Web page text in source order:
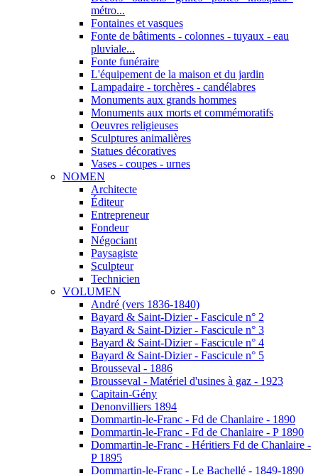
métro...
Fontaines et vasques
Fonte de bâtiments - colonnes - tuyaux - eau
pluviale...
Fonte funéraire
L'équipement de la maison et du jardin
Lampadaire - torchères - candélabres
Monuments aux grands hommes
Monuments aux morts et commémoratifs
Oeuvres religieuses
Sculptures animalières
Statues décoratives
Vases - coupes - urnes
NOMEN
Architecte
Éditeur
Entrepreneur
Fondeur
Négociant
Paysagiste
Sculpteur
Technicien
VOLUMEN
André (vers 1836-1840)
Bayard & Saint-Dizier - Fascicule n° 2
Bayard & Saint-Dizier - Fascicule n° 3
Bayard & Saint-Dizier - Fascicule n° 4
Bayard & Saint-Dizier - Fascicule n° 5
Brousseval - 1886
Brousseval - Matériel d'usines à gaz - 1923
Capitain-Gény
Denonvilliers 1894
Dommartin-le-Franc - Fd de Chanlaire - 1890
Dommartin-le-Franc - Fd de Chanlaire - P 1890
Dommartin-le-Franc - Héritiers Fd de Chanlaire -
P 1895
Dommartin-le-Franc - Le Bachellé - 1849-1890